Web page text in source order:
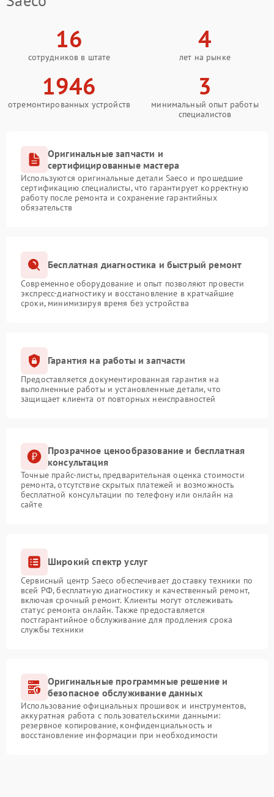
16
сотрудников в штате
4
лет на рынке
1946
отремонтированных устройств
3
минимальный опыт работы
специалистов
Оригинальные запчасти и
сертифицированные мастера
Используются оригинальные детали Saeco и прошедшие
сертификацию специалисты, что гарантирует корректную
работу после ремонта и сохранение гарантийных
обязательств
Бесплатная диагностика и быстрый ремонт
Современное оборудование и опыт позволяют провести
экспресс-диагностику и восстановление в кратчайшие
сроки, минимизируя время без устройства
Гарантия на работы и запчасти
Предоставляется документированная гарантия на
выполненные работы и установленные детали, что
защищает клиента от повторных неисправностей
Прозрачное ценообразование и бесплатная
консультация
Точные прайс-листы, предварительная оценка стоимости
ремонта, отсутствие скрытых платежей и возможность
бесплатной консультации по телефону или онлайн на
сайте
Широкий спектр услуг
Сервисный центр Saeco обеспечивает доставку техники по
всей РФ, бесплатную диагностику и качественный ремонт,
включая срочный ремонт. Клиенты могут отслеживать
статус ремонта онлайн. Также предоставляется
постгарантийное обслуживание для продления срока
службы техники
Оригинальные программные решение и
безопасное обслуживание данных
Использование официальных прошивок и инструментов,
аккуратная работа с пользовательскими данными:
резервное копирование, конфиденциальность и
восстановление информации при необходимости